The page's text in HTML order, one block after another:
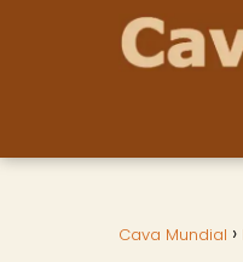
Cava Mundial